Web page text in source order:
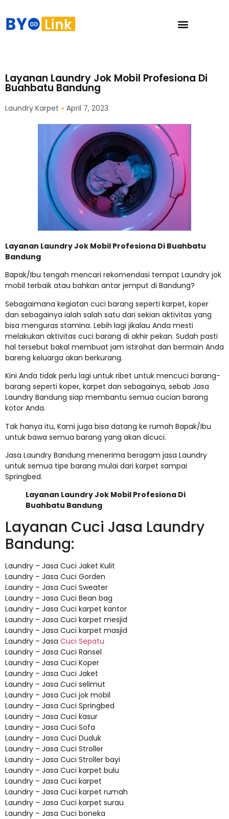
Layanan Laundry Jok Mobil Profesiona Di
Buahbatu Bandung
Laundry Karpet April 7, 2023
Layanan Laundry Jok Mobil Profesiona Di Buahbatu
Bandung
Bapak/Ibu tengah mencari rekomendasi tempat Laundry jok
mobil terbaik atau bahkan antar jemput di Bandung?
Sebagaimana kegiatan cuci barang seperti karpet, koper
dan sebagainya ialah salah satu dari sekian aktivitas yang
bisa menguras stamina. Lebih lagi jikalau Anda mesti
melakukan aktivitas cuci barang di akhir pekan. Sudah pasti
hal tersebut bakal membuat jam istirahat dan bermain Anda
bareng keluarga akan berkurang.
Kini Anda tidak perlu lagi untuk ribet untuk mencuci barang-
barang seperti koper, karpet dan sebagainya, sebab Jasa
Laundry Bandung siap membantu semua cucian barang
kotor Anda.
Tak hanya itu, Kami juga bisa datang ke rumah Bapak/Ibu
untuk bawa semua barang yang akan dicuci.
Jasa Laundry Bandung menerima beragam jasa Laundry
untuk semua tipe barang mulai dari karpet sampai
Springbed.
Layanan Laundry Jok Mobil Profesiona Di
Buahbatu Bandung
Layanan Cuci Jasa Laundry
Bandung:
Laundry – Jasa Cuci Jaket Kulit
Laundry – Jasa Cuci Gorden
Laundry – Jasa Cuci Sweater
Laundry – Jasa Cuci Bean bag
Laundry – Jasa Cuci karpet kantor
Laundry – Jasa Cuci karpet mesjid
Laundry – Jasa Cuci karpet masjid
Laundry – Jasa Cuci Sepatu
Laundry – Jasa Cuci Ransel
Laundry – Jasa Cuci Koper
Laundry – Jasa Cuci Jaket
Laundry – Jasa Cuci selimut
Laundry – Jasa Cuci jok mobil
Laundry – Jasa Cuci Springbed
Laundry – Jasa Cuci kasur
Laundry – Jasa Cuci Sofa
Laundry – Jasa Cuci Duduk
Laundry – Jasa Cuci Stroller
Laundry – Jasa Cuci Stroller bayi
Laundry – Jasa Cuci karpet bulu
Laundry – Jasa Cuci karpet
Laundry – Jasa Cuci karpet rumah
Laundry – Jasa Cuci karpet surau
Laundry – Jasa Cuci boneka